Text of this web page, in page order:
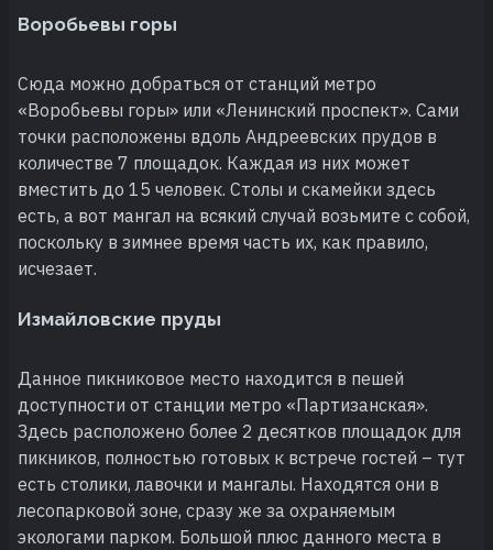
Воробьевы горы
Сюда можно добраться от станций метро
«Воробьевы горы» или «Ленинский проспект». Сами
точки расположены вдоль Андреевских прудов в
количестве 7 площадок. Каждая из них может
вместить до 15 человек. Столы и скамейки здесь
есть, а вот мангал на всякий случай возьмите с собой,
поскольку в зимнее время часть их, как правило,
исчезает.
Измайловские пруды
Данное пикниковое место находится в пешей
доступности от станции метро «Партизанская».
Здесь расположено более 2 десятков площадок для
пикников, полностью готовых к встрече гостей – тут
есть столики, лавочки и мангалы. Находятся они в
лесопарковой зоне, сразу же за охраняемым
экологами парком. Большой плюс данного места в